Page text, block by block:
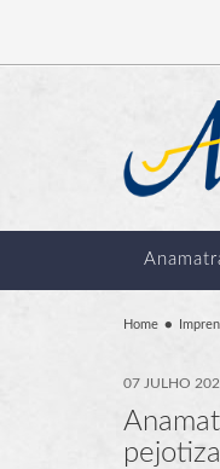
Home
07 JULHO